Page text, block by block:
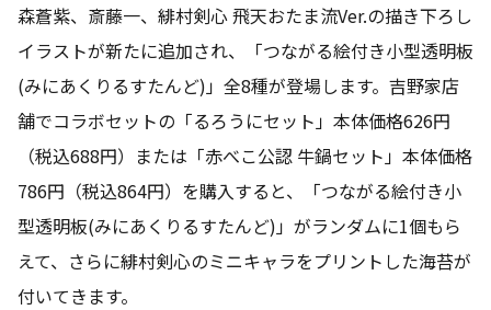
森蒼紫、斎藤一、緋村剣心 飛天おたま流Ver.の描き下ろし
イラストが新たに追加され、「つながる絵付き小型透明板
(みにあくりるすたんど)」全8種が登場します。吉野家店
舗でコラボセットの「るろうにセット」本体価格626円
（税込688円）または「赤べこ公認 牛鍋セット」本体価格
786円（税込864円）を購入すると、「つながる絵付き小
型透明板(みにあくりるすたんど)」がランダムに1個もら
えて、さらに緋村剣心のミニキャラをプリントした海苔が
付いてきます。